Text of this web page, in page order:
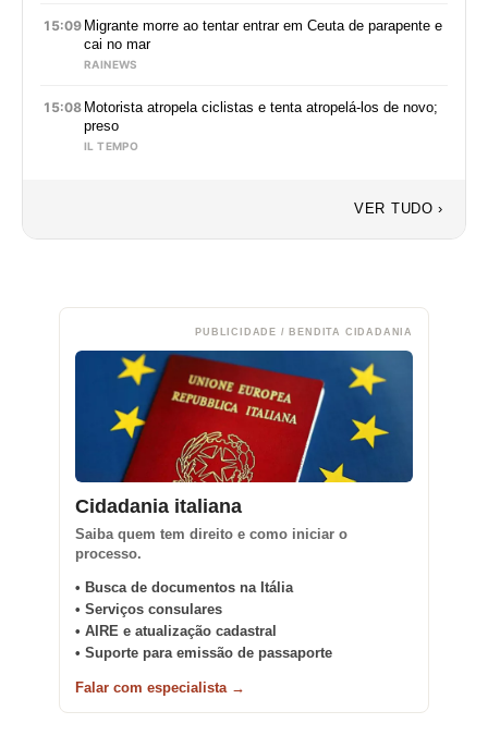
15:09 Migrante morre ao tentar entrar em Ceuta de parapente e
cai no mar
RAINEWS
15:08 Motorista atropela ciclistas e tenta atropelá-los de novo;
preso
IL TEMPO
VER TUDO ›
PUBLICIDADE / BENDITA CIDADANIA
Cidadania italiana
Saiba quem tem direito e como iniciar o
processo.
• Busca de documentos na Itália
• Serviços consulares
• AIRE e atualização cadastral
• Suporte para emissão de passaporte
Falar com especialista →